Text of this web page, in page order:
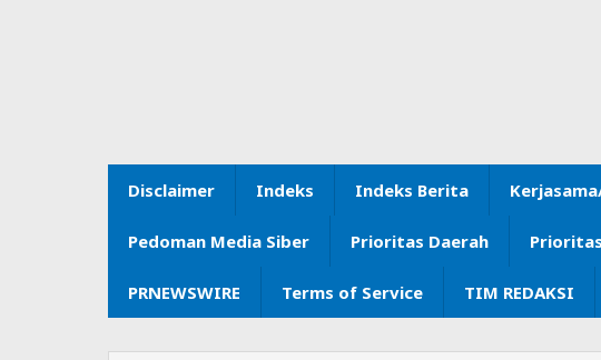
Disclaimer Indeks Indeks Berita
Pedoman Media Siber Prioritas Daerah
PRNEWSWIRE Terms of Service TIM REDAKSI